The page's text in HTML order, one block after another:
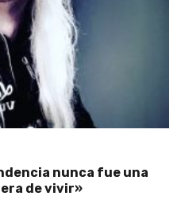
nunca fue una
de vivir»